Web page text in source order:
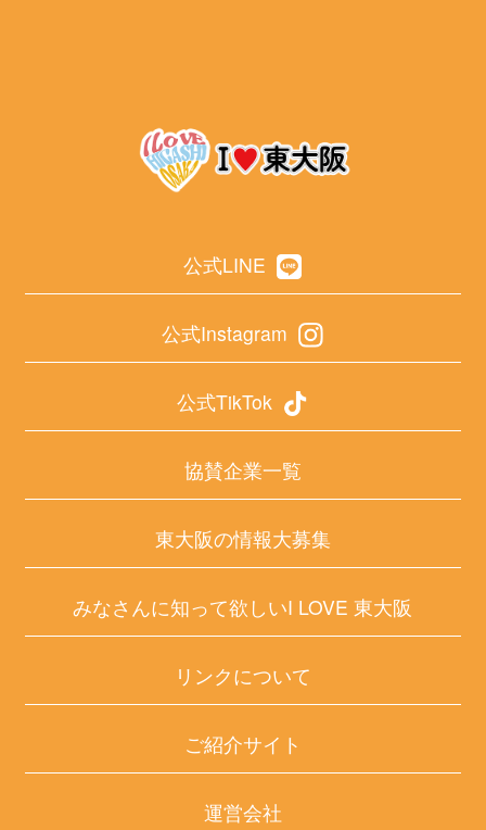
公式LINE
公式Instagram
公式TikTok
協賛企業一覧
東大阪の情報大募集
みなさんに知って欲しいI LOVE 東大阪
リンクについて
ご紹介サイト
運営会社